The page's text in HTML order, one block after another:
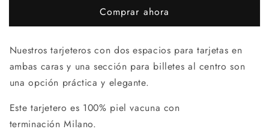
Comprar ahora
Nuestros tarjeteros con dos espacios para tarjetas en
ambas caras y una sección para billetes al centro son
una opción práctica y elegante.
Este tarjetero es 100% piel vacuna con
terminación Milano.